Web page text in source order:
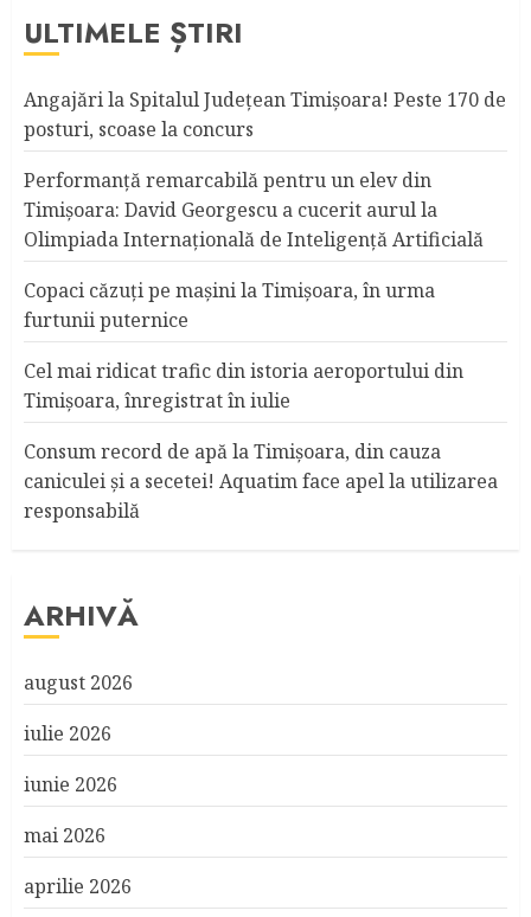
ULTIMELE ȘTIRI
Angajări la Spitalul Judeţean Timişoara! Peste 170 de
posturi, scoase la concurs
Performanță remarcabilă pentru un elev din
Timișoara: David Georgescu a cucerit aurul la
Olimpiada Internațională de Inteligență Artificială
Copaci căzuţi pe maşini la Timişoara, în urma
furtunii puternice
Cel mai ridicat trafic din istoria aeroportului din
Timişoara, înregistrat în iulie
Consum record de apă la Timişoara, din cauza
caniculei şi a secetei! Aquatim face apel la utilizarea
responsabilă
ARHIVĂ
august 2026
iulie 2026
iunie 2026
mai 2026
aprilie 2026